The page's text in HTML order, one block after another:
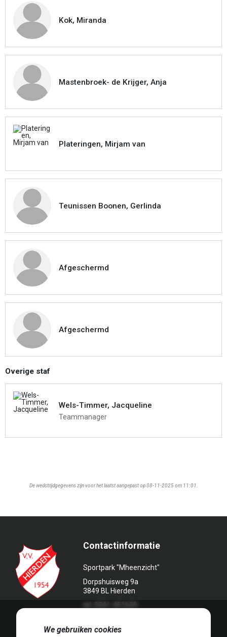
Kok, Miranda
Mastenbroek- de Krijger, Anja
Plateringen, Mirjam van
Teunissen Boonen, Gerlinda
Afgeschermd
Afgeschermd
Overige staf
Wels-Timmer, Jacqueline
Teammanager
De wedstrijdgegevens zijn voor het laatst aangepast op 08-11-2025 om 11:01.
Contactinformatie
Sportpark "Mheenzicht"
Dorpshuisweg 9a
3849 BL Hierden
We gebruiken cookies